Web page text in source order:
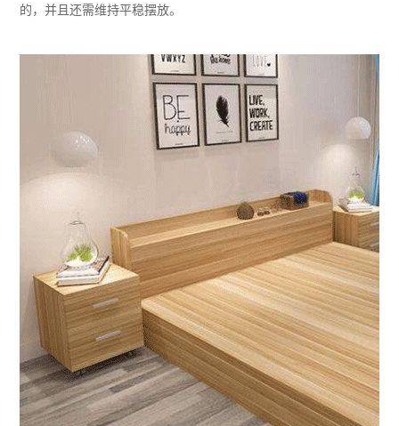
的，并且还需维持平稳摆放。